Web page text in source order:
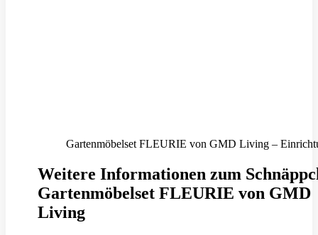
Gartenmöbelset FLEURIE von GMD Living –
Weitere Informationen zum
Gartenmöbelset FLEURIE von GMD
Living